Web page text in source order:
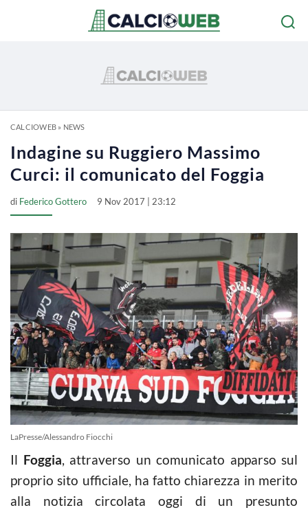
CALCIOWEB» NEWS
Indagine su Ruggiero Massimo
Curci: il comunicato del Foggia
di Federico Gottero 9 Nov 2017 | 23:12
LaPresse/Alessandro Fiocchi
Il Foggia, attraverso un comunicato apparso sul
proprio sito ufficiale, ha fatto chiarezza in merito
alla notizia circolata oggi di un presunto